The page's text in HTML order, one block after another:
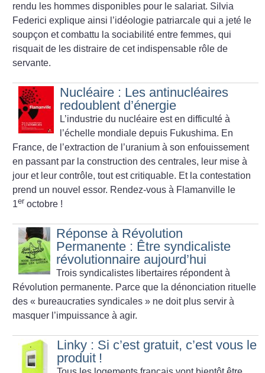
rendu les hommes disponibles pour le salariat. Silvia
Federici explique ainsi l’idéologie patriarcale qui a jeté le
soupçon et combattu la sociabilité entre femmes, qui
risquait de les distraire de cet indispensable rôle de
servante.
Nucléaire : Les antinucléaires
redoublent d’énergie
L’industrie du nucléaire est en difficulté à
l’échelle mondiale depuis Fukushima. En
France, de l’extraction de l’uranium à son enfouissement
en passant par la construction des centrales, leur mise à
jour et leur contrôle, tout est critiquable. Et la contestation
prend un nouvel essor. Rendez-vous à Flamanville le
1er octobre !
Réponse à Révolution
Permanente : Être syndicaliste
révolutionnaire aujourd’hui
Trois syndicalistes libertaires répondent à
Révolution permanente. Parce que la dénonciation rituelle
des « bureaucraties syndicales » ne doit plus servir à
masquer l’impuissance à agir.
Linky : Si c’est gratuit, c’est vous le
produit !